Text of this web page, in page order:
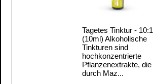
Tagetes Tinktur - 10:1
(10ml) Alkoholische
Tinkturen sind
hochkonzentrierte
Pflanzenextrakte, die
durch Maz...